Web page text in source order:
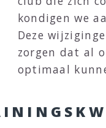
kondigen we
Deze
zorgen dat al
optimaal